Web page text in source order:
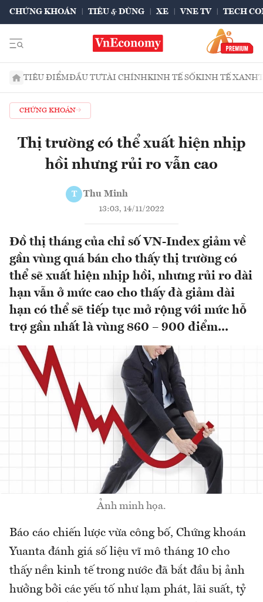
CHỨNG KHOÁN TIÊU & DÙNG XE VNE TV TECH
TIÊU ĐIỂMĐẦU TƯTÀI CHÍNHKINH TẾ SỐKINH TẾ XANH
CHỨNG KHOÁN
Thị trường có thể xuất hiện nhịp
hồi nhưng rủi ro vẫn cao
T Thu Minh
13:03, 14/11/2022
Đồ thị tháng của chỉ số VN-Index giảm về
gần vùng quá bán cho thấy thị trường có
thể sẽ xuất hiện nhịp hồi, nhưng rủi ro dài
hạn vẫn ở mức cao cho thấy đà giảm dài
hạn có thể sẽ tiếp tục mở rộng với mức hỗ
trợ gần nhất là vùng 860 – 900 điểm...
Ảnh minh họa.
Báo cáo chiến lược vừa công bố, Chứng khoán
Yuanta đánh giá số liệu vĩ mô tháng 10 cho
thấy nền kinh tế trong nước đã bắt đầu bị ảnh
hưởng bởi các yếu tố như lạm phát, lãi suất, tỷ